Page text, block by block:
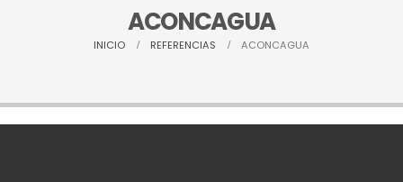
ACONCAGUA
INICIO REFERENCIAS ACONCAGUA